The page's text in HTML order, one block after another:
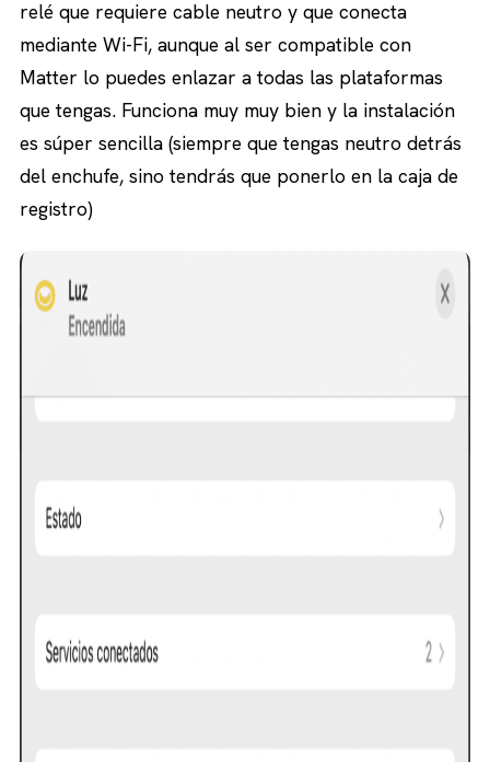
relé que requiere cable neutro y que conecta
mediante Wi-Fi, aunque al ser compatible con
Matter lo puedes enlazar a todas las plataformas
que tengas. Funciona muy muy bien y la instalación
es súper sencilla (siempre que tengas neutro detrás
del enchufe, sino tendrás que ponerlo en la caja de
registro)